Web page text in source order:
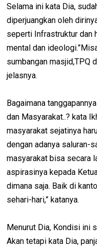
Selama ini kata Dia,
diperjuangkan oleh
seperti Infrastruktur dan
mental dan
sumbangan masjid,TPQ
jelasnya.
Bagaimana
dan Masyarakat..? kata
masyarakat sejatinya
dengan adanya saluran-
masyarakat bisa secara
aspirasinya kepada
dimana saja. Baik di
sehari-hari,” katanya.
Menurut Dia, Kondisi ini
Akan tetapi kata Dia,